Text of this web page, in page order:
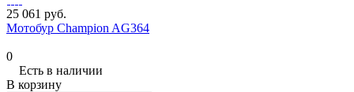
25 061 руб.
Мотобур Champion AG364
0
Есть в наличии
В корзину